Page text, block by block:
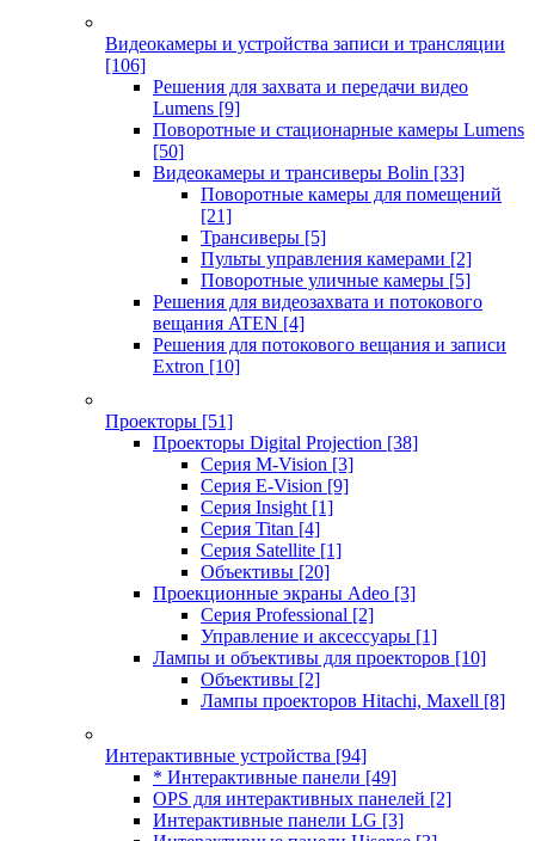
Видеокамеры и устройства записи и трансляции
[106]
Решения для захвата и передачи видео
Lumens [9]
Поворотные и стационарные камеры Lumens
[50]
Видеокамеры и трансиверы Bolin [33]
Поворотные камеры для помещений
[21]
Трансиверы [5]
Пульты управления камерами [2]
Поворотные уличные камеры [5]
Решения для видеозахвата и потокового
вещания ATEN [4]
Решения для потокового вещания и записи
Extron [10]
Проекторы [51]
Проекторы Digital Projection [38]
Серия M-Vision [3]
Серия E-Vision [9]
Серия Insight [1]
Серия Titan [4]
Серия Satellite [1]
Объективы [20]
Проекционные экраны Adeo [3]
Серия Professional [2]
Управление и аксессуары [1]
Лампы и объективы для проекторов [10]
Объективы [2]
Лампы проекторов Hitachi, Maxell [8]
Интерактивные устройства [94]
* Интерактивные панели [49]
OPS для интерактивных панелей [2]
Интерактивные панели LG [3]